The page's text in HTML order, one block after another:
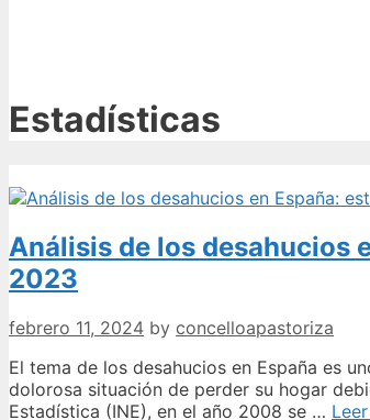
Estadísticas
Análisis de los desahucios
2023
febrero 11, 2024 by concelloapastoriza
El tema de los desahucios en España es
dolorosa situación de perder su hogar
Estadística (INE), en el año 2008 se …